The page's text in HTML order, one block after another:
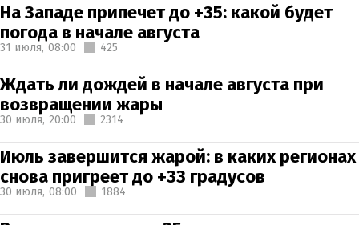
На Западе припечет до +35: какой будет
погода в начале августа
31 июля, 08:00 425
Ждать ли дождей в начале августа при
возвращении жары
30 июля, 20:00 2314
Июль завершится жарой: в каких регионах
снова пригреет до +33 градусов
30 июля, 08:00 1884